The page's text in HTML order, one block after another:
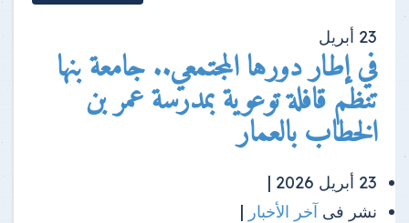
23 أبريل
في إطار دورها المجتمعي.. جامعة بنها
تنظم قافلة توعوية بمدرسة عمر بن
الخطاب بالعمار
23 أبريل 2026 |
نشر فى آخر الأخبار |